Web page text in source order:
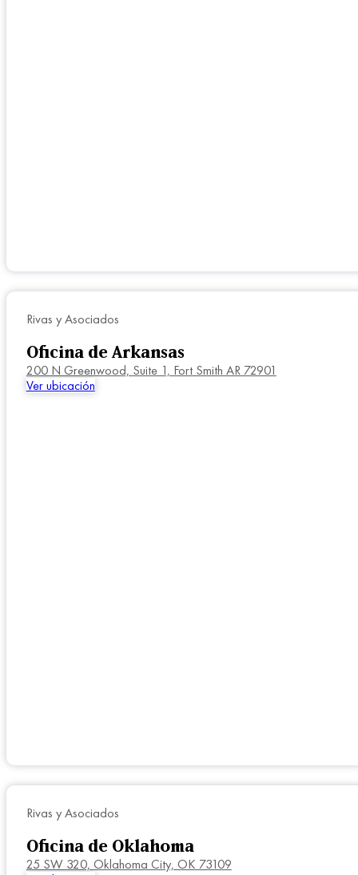
Rivas y Asociados
Oficina de Arkansas
200 N Greenwood, Suite 1, Fort Smith AR 72901
Ver ubicación
Rivas y Asociados
Oficina de Oklahoma
25 SW 320, Oklahoma City, OK 73109